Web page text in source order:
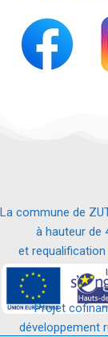
La commune de
à hauteur de
et
Projet
développement